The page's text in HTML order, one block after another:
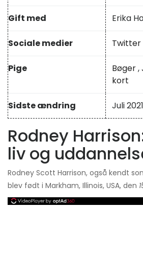
Gift med Erika
Sociale medier Twitter
Pige Bøger,
kort
Sidste ændring Juli 2021
Rodney
liv og
Rodney Scott Harrison, også kendt
blev født i Markham, Illinois, USA, den